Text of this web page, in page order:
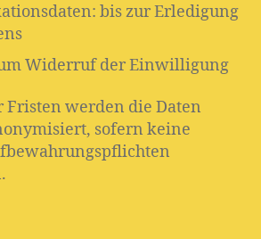
bis zur Erledigung
Widerruf der Einwilligung
Fristen werden die Daten
sofern keine